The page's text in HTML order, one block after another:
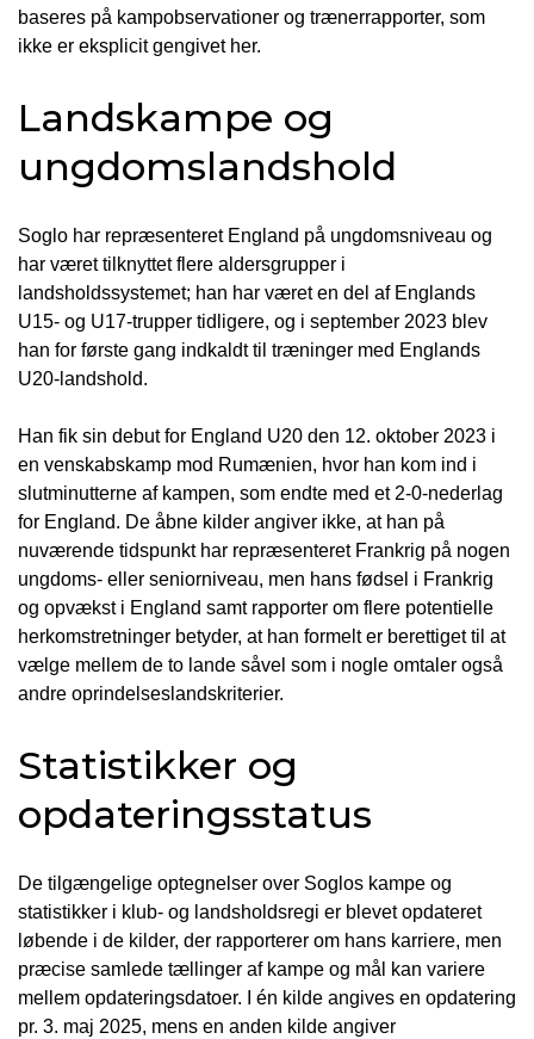
baseres på kampobservationer og trænerrapporter, som
ikke er eksplicit gengivet her.
Landskampe og
ungdomslandshold
Soglo har repræsenteret England på ungdomsniveau og
har været tilknyttet flere aldersgrupper i
landsholdssystemet; han har været en del af Englands
U15- og U17-trupper tidligere, og i september 2023 blev
han for første gang indkaldt til træninger med Englands
U20-landshold.
Han fik sin debut for England U20 den 12. oktober 2023 i
en venskabskamp mod Rumænien, hvor han kom ind i
slutminutterne af kampen, som endte med et 2-0-nederlag
for England. De åbne kilder angiver ikke, at han på
nuværende tidspunkt har repræsenteret Frankrig på nogen
ungdoms- eller seniorniveau, men hans fødsel i Frankrig
og opvækst i England samt rapporter om flere potentielle
herkomstretninger betyder, at han formelt er berettiget til at
vælge mellem de to lande såvel som i nogle omtaler også
andre oprindelseslandskriterier.
Statistikker og
opdateringsstatus
De tilgængelige optegnelser over Soglos kampe og
statistikker i klub- og landsholdsregi er blevet opdateret
løbende i de kilder, der rapporterer om hans karriere, men
præcise samlede tællinger af kampe og mål kan variere
mellem opdateringsdatoer. I én kilde angives en opdatering
pr. 3. maj 2025, mens en anden kilde angiver